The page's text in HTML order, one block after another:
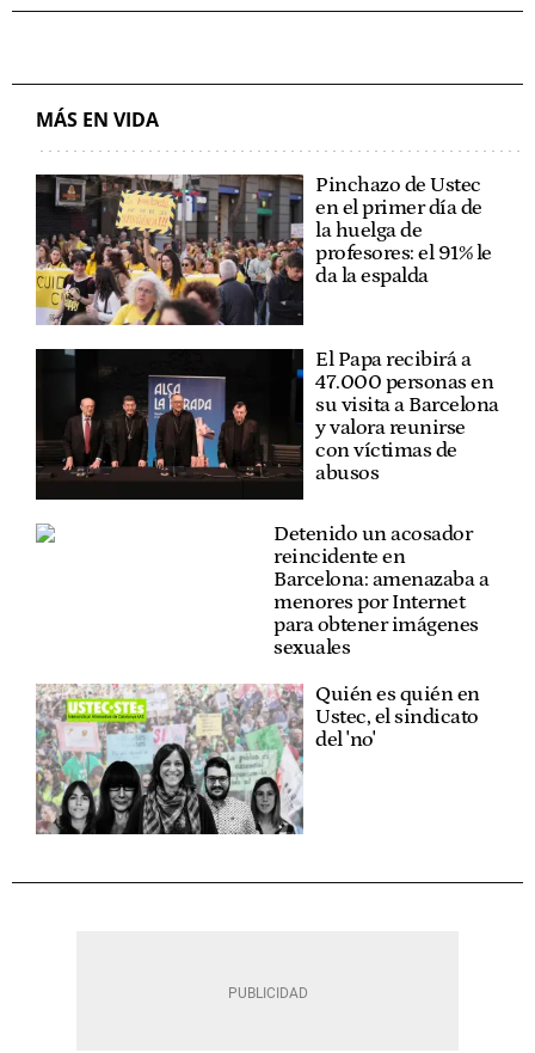
MÁS EN VIDA
Pinchazo de Ustec
en el primer día de
la huelga de
profesores: el 91% le
da la espalda
El Papa recibirá a
47.000 personas en
su visita a Barcelona
y valora reunirse
con víctimas de
abusos
Detenido un acosador
reincidente en
Barcelona: amenazaba a
menores por Internet
para obtener imágenes
sexuales
Quién es quién en
Ustec, el sindicato
del 'no'